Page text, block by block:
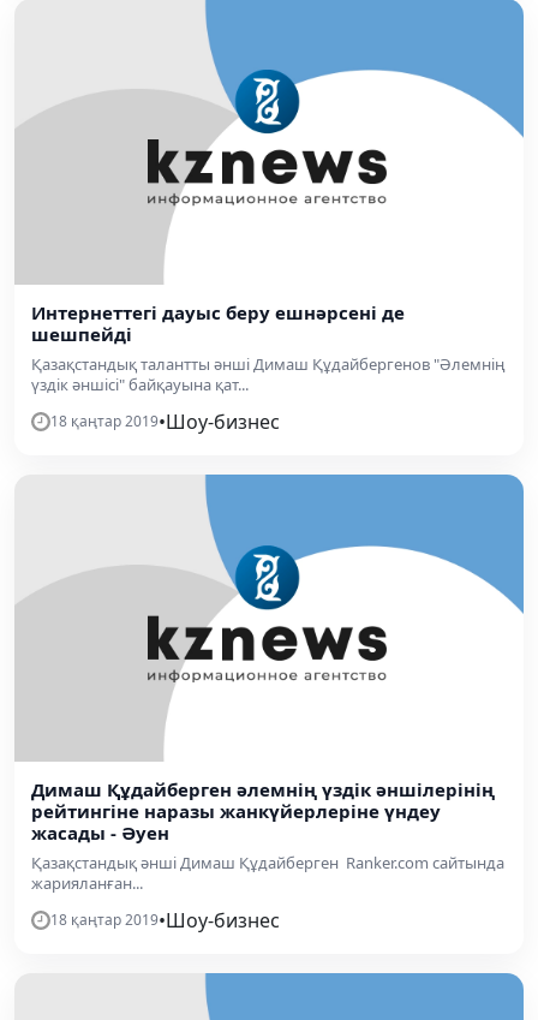
Интернеттегі дауыс беру ешнәрсені де
шешпейді
Қазақстандық талантты әнші Димаш Құдайбергенов "Әлемнің
үздік әншісі" байқауына қат...
18 қаңтар 2019•Шоу-бизнес
Димаш Құдайберген әлемнің үздік әншілерінің
рейтингіне наразы жанкүйерлеріне үндеу
жасады - Әуен
Қазақстандық әнші Димаш Құдайберген Ranker.com сайтында
жарияланған...
18 қаңтар 2019•Шоу-бизнес